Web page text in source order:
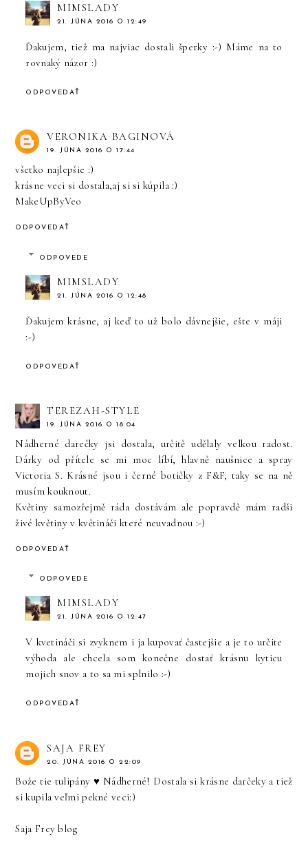
MIMSLADY
21. JÚNA 2016 O 12:49
Ďakujem, tiež ma najviac dostali šperky :-) Máme na to
rovnaký názor :)
ODPOVEDAŤ
VERONIKA BAGINOVÁ
19. JÚNA 2016 O 17:44
všetko najlepšie :)
krásne veci si dostala,aj si si kúpila :)
MakeUpByVeo
ODPOVEDAŤ
ODPOVEDE
MIMSLADY
21. JÚNA 2016 O 12:48
Ďakujem krásne, aj keď to už bolo dávnejšie, ešte v máji
:-)
ODPOVEDAŤ
TEREZAH-STYLE
19. JÚNA 2016 O 18:04
Nádherné darečky jsi dostala, určitě udělaly velkou radost.
Dárky od přítele se mi moc líbí, hlavně naušnice a spray
Victoria S. Krásné jsou i černé botičky z F&F, taky se na ně
musím kouknout.
Květiny samozřejmě ráda dostávám ale popravdě mám radši
živé květiny v květináči které neuvadnou :-)
ODPOVEDAŤ
ODPOVEDE
MIMSLADY
21. JÚNA 2016 O 12:47
V kvetináči si zvyknem i ja kupovať častejšie a je to určite
výhoda ale chcela som konečne dostať krásnu kyticu
mojich snov a to sa mi splnilo :-)
ODPOVEDAŤ
SAJA FREY
20. JÚNA 2016 O 22:09
Bože tie tulipány ♥ Nádherné! Dostala si krásne darčeky a tiež
si kupila veľmi pekné veci:)
Saja Frey blog